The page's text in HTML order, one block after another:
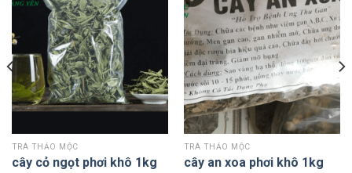
TRÀ THẢO MỘC
cây cỏ ngọt phơi khô 1kg
TRÀ THẢO MỘC
cây an xoa phơi khô 1kg